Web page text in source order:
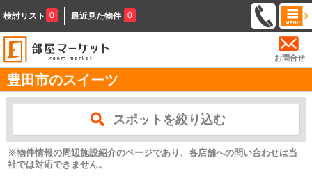
検討リスト 0 最近見た物件 0
お問合せ
豊田市のスイーツ
スポットを絞り込む
※物件情報の周辺施設紹介のページであり、各店舗への問い合わせは当
社では対応できません。